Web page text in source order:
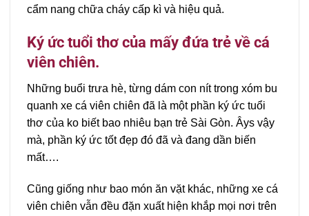
cẩm nang chữa cháy cấp kì và hiệu quả.
Ký ức tuổi thơ của mấy đứa trẻ về cá
viên chiên.
Những buổi trưa hè, từng dám con nít trong xóm bu
quanh xe cá viên chiên đã là một phần ký ức tuổi
thơ của ko biết bao nhiêu bạn trẻ Sài Gòn. Âys vậy
mà, phần ký ức tốt đẹp đó đã và đang dần biến
mất….
Cũng giống như bao món ăn vặt khác, những xe cá
viên chiên vẫn đều đặn xuất hiện khắp mọi nơi trên